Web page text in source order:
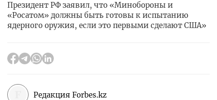
Президент РФ заявил, что «Минобороны и
«Росатом» должны быть готовы к испытанию
ядерного оружия, если это первыми сделают США»
Редакция Forbes.kz